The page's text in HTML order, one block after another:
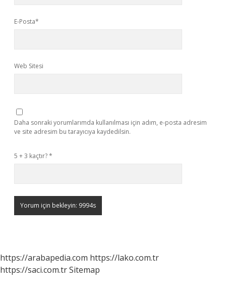
E-Posta*
Web Sitesi
Daha sonraki yorumlarımda kullanılması için adım, e-posta adresim
ve site adresim bu tarayıcıya kaydedilsin.
5 + 3 kaçtır?*
https://arabapedia.com https://lako.com.tr
https://saci.com.trSitemap